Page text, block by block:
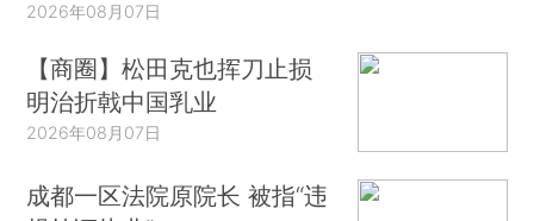
2026年08月07日
【商圈】松田克也挥刀止损
明治折戟中国乳业
2026年08月07日
成都一区法院原院长 被指“违